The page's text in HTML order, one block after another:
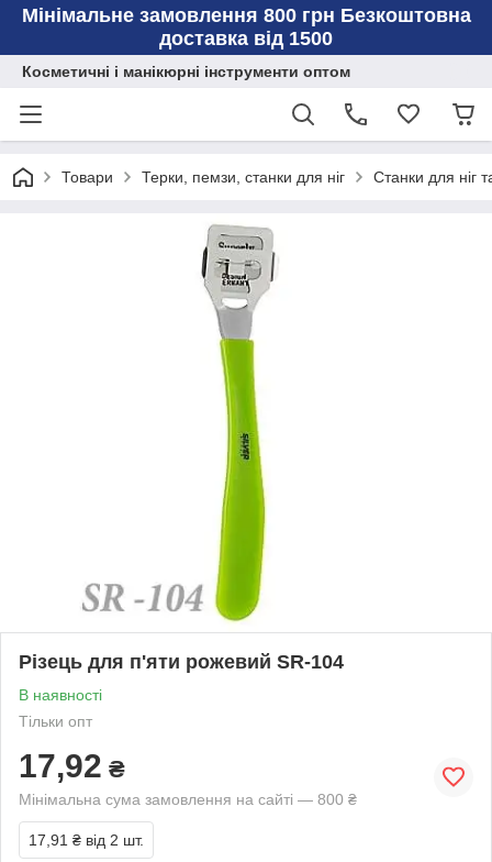
Мінімальне замовлення 800 грн Безкоштовна
доставка від 1500
Косметичні і манікюрні інструменти оптом
Товари Терки, пемзи, станки для ніг Станки для ніг
Різець для п'яти рожевий SR-104
В наявності
Тільки опт
17,92 ₴
Мінімальна сума замовлення на сайті — 800 ₴
17,91 ₴ від 2 шт.